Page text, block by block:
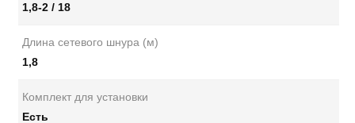
1,8-2 / 18
Длина сетевого шнура (м)
1,8
Комплект для установки
Есть